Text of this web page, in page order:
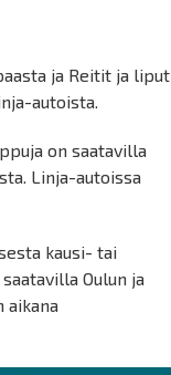
ja Reitit ja liput
autoista.
on saatavilla
Linja-autoissa
kausi- tai
Oulun ja
aikana